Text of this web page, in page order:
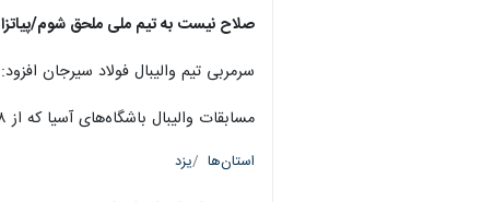
صلاح نیست به تیم ملی ملحق شوم/
سرمربی تیم والیبال فولاد سیرجان
مسابقات والیبال باشگاه‌های آسیا که از ۱۸ شهریور با حضور هشت تیم در یزد آغاز شده بود به قهرمانی فولاد سیرجان به پایان رسید. شهداب یزد دوم و نماینده اندونزی سوم شد.
استان‌ها یزد